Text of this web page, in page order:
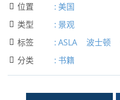
 位置 : 美国
 类型 : 景观
 标签 : ASLA 波士顿
 分类 : 书籍